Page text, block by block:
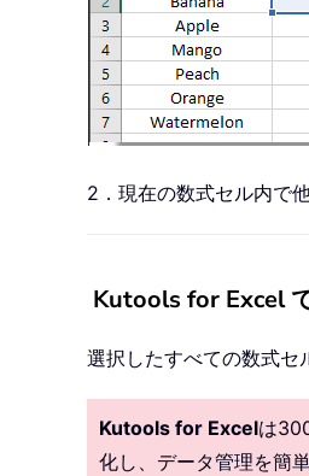
2．現在の数式セル内で
Kutools for Excel
選択したすべての数式セ
Kutools for Excelは
化し、データ管理を簡